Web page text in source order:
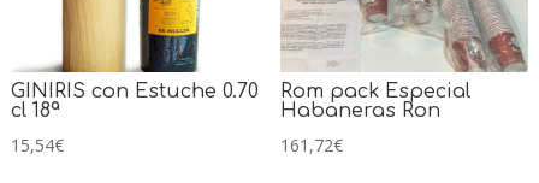
GINIRIS con Estuche 0.70
cl 18ª
15,54€
Rom pack Especial
Habaneras Ron
161,72€